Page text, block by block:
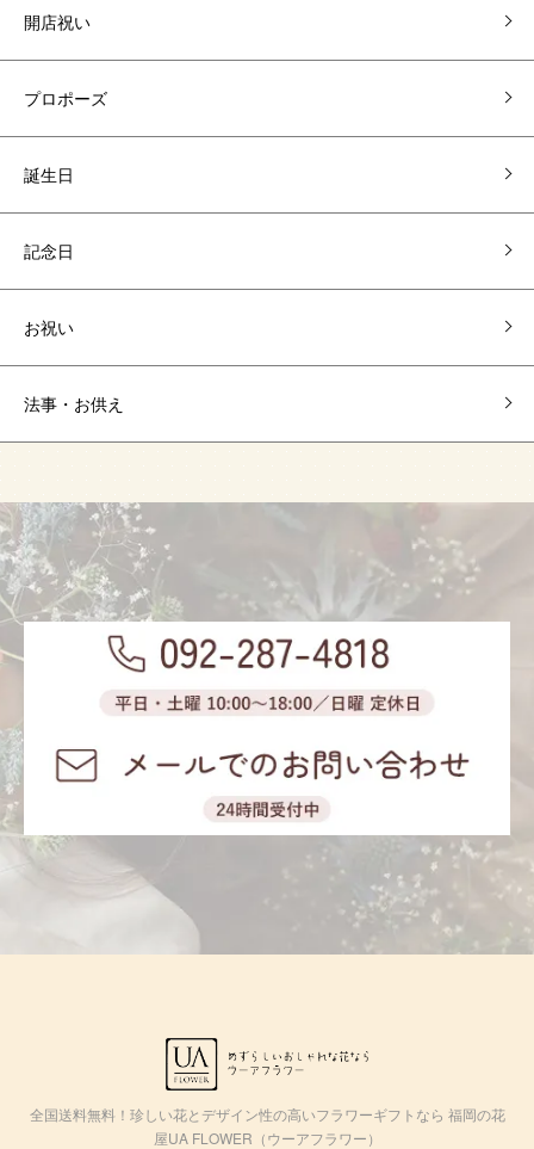
開店祝い
プロポーズ
誕生日
記念日
お祝い
法事・お供え
全国送料無料！珍しい花とデザイン性の高いフラワーギフトなら 福岡の花
屋UA FLOWER（ウーアフラワー）